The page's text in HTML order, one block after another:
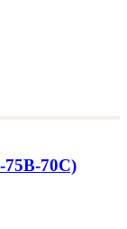
75В-70С)